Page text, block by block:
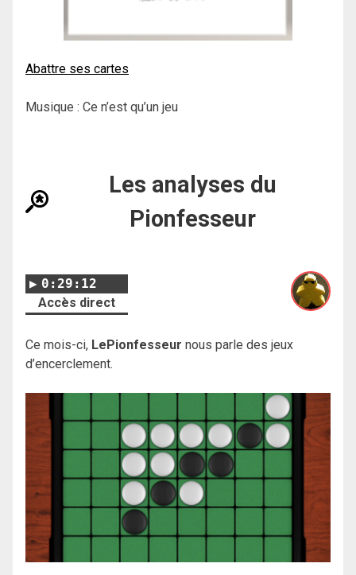
Abattre ses cartes
Musique : Ce n’est qu’un jeu
Les analyses du
Pionfesseur
0:29:12
Accès direct
Ce mois-ci, LePionfesseur nous parle des jeux
d’encerclement.